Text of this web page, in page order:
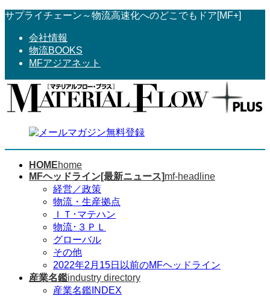
コ
へ
ス
ナ
ョ
ン
サプライチェーン～物流高速化へのどこでもドア[MF+]
会社情報
物流BOOKS
MFアジアネット
HOMEhome
MFヘッドライン[最新ニュース]mf-headline
経営／政策
物流・生産拠点
ＩＴ･マテハン
物流･３ＰＬ
グローバル
その他
2022年2月15日以前のMFヘッドライン
産業名鑑industry directory
産業名鑑INDEX